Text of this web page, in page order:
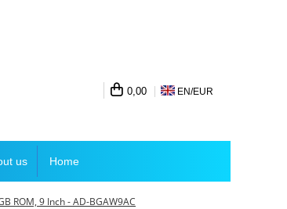
0,00 EN/EUR
us Home
ROM, 9 Inch - AD-BGAW9AC